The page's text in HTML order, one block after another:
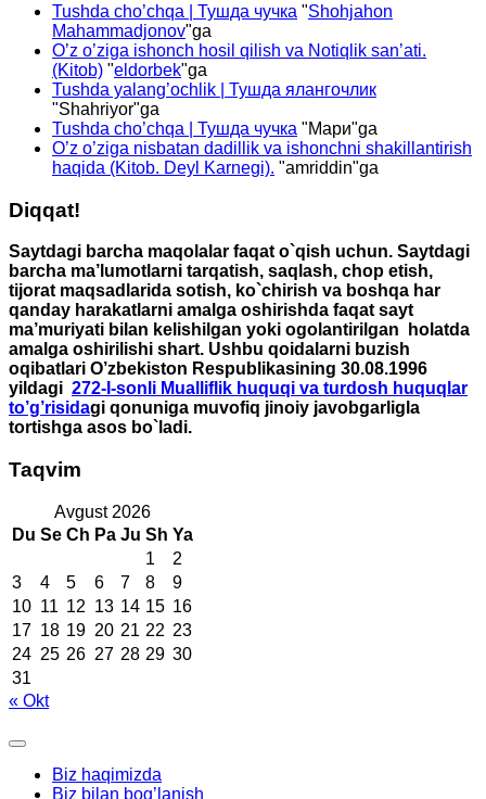
Tushda cho’chqa | Тушда чучка "Shohjahon
Mahammadjonov"ga
O’z o’ziga ishonch hosil qilish va Notiqlik san’ati.
(Kitob) "eldorbek"ga
Tushda yalang’ochlik | Тушда ялангочлик
"Shahriyor"ga
Tushda cho’chqa | Тушда чучка "Мари"ga
O’z o’ziga nisbatan dadillik va ishonchni shakillantirish
haqida (Kitob. Deyl Karnegi). "amriddin"ga
Diqqat!
Saytdagi barcha maqolalar faqat o`qish uchun. Saytdagi
barcha ma’lumotlarni tarqatish, saqlash, chop etish,
tijorat maqsadlarida sotish, ko`chirish va boshqa har
qanday harakatlarni amalga oshirishda faqat sayt
ma’muriyati bilan kelishilgan yoki ogolantirilgan holatda
amalga oshirilishi shart. Ushbu qoidalarni buzish
oqibatlari O’zbekiston Respublikasining 30.08.1996
yildagi 272-I-sonli Mualliflik huquqi va turdosh huquqlar
to’g’risidagi qonuniga muvofiq jinoiy javobgarligla
tortishga asos bo`ladi.
Taqvim
Avgust 2026
Du Se Ch Pa Ju Sh Ya
1
2
3
4 5 6 7 8
9
10 11 12 13 14 15 16
17 18 19 20 21 22 23
24 25 26 27 28 29 30
31
« Okt
Biz haqimizda
Biz bilan bog’lanish